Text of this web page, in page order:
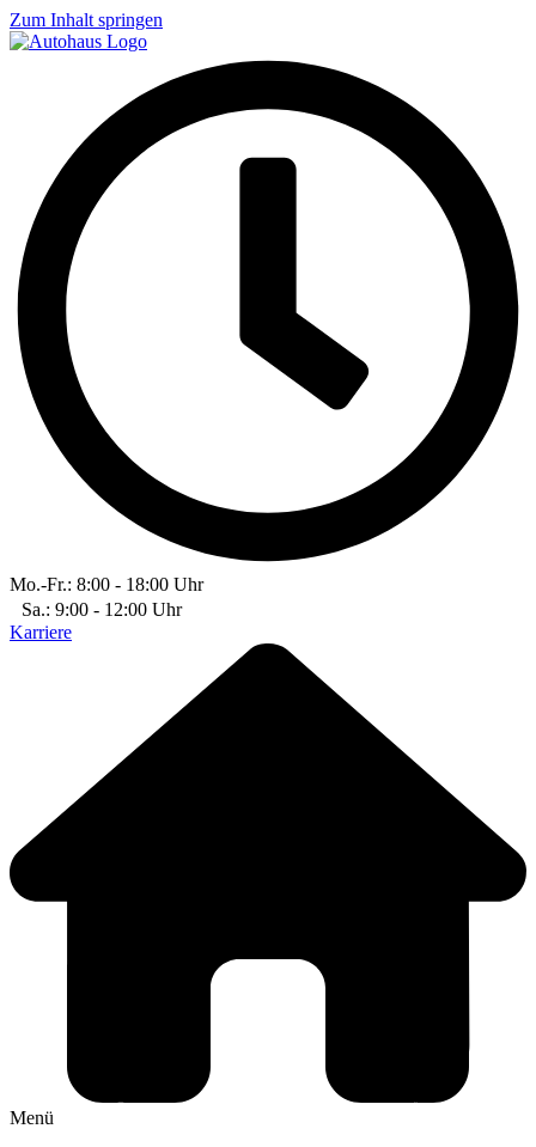
Zum Inhalt springen
Mo.-Fr.: 8:00 - 18:00 Uhr
Sa.: 9:00 - 12:00 Uhr
Karriere
Menü